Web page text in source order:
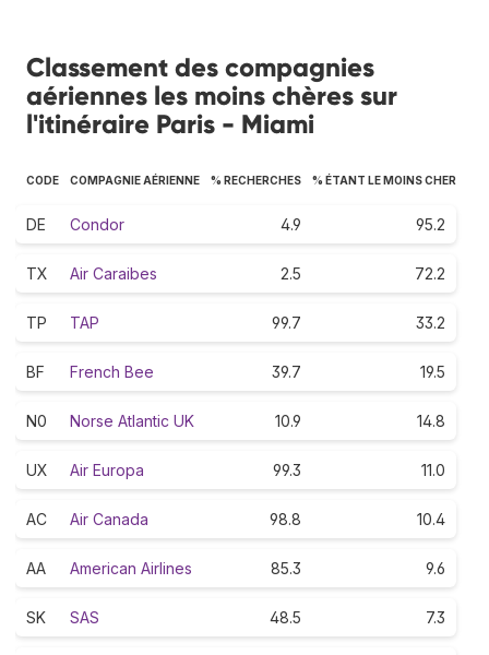
Classement des compagnies
aériennes les moins chères sur
l'itinéraire Paris - Miami
CODE COMPAGNIE AÉRIENNE % RECHERCHES % ÉTANT LE MOINS CHER
DE Condor 4.9 95.2
TX Air Caraibes 2.5 72.2
TP TAP 99.7 33.2
BF French Bee 39.7 19.5
N0 Norse Atlantic UK 10.9 14.8
UX Air Europa 99.3 11.0
AC Air Canada 98.8 10.4
AA American Airlines 85.3 9.6
SK SAS 48.5 7.3